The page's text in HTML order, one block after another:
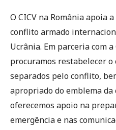
O CICV na România apoia
conflito armado
Ucrânia. Em parceria com
procuramos restabelecer
separados pelo conflito,
apropriado do emblema da
oferecemos apoio na
emergência e nas